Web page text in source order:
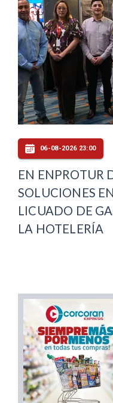
06-08-2026 23:00
EN ENPROTUR
SOLUCIONES
LICUADO DE
LA HOTELERÍA